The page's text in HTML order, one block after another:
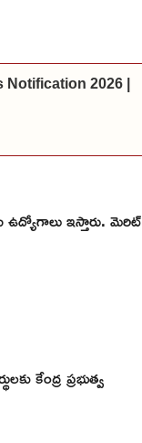
2026 |
ఉద్యోగాలు ఇస్తారు. మెరిట్
కేంద్ర ప్రభుత్వ